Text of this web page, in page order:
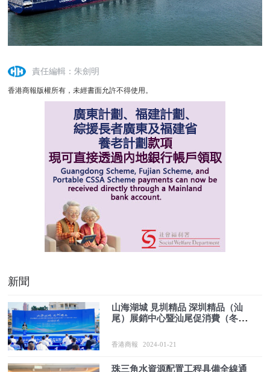
責任編輯：朱劍明
香港商報版權所有，未經書面允許不得使用。
新聞
山海湖城 見圳精品 深圳精品（汕
尾）展銷中心暨汕尾促消費（冬
香港商報 2024-01-21
珠三角水資源配置工程具備全線通